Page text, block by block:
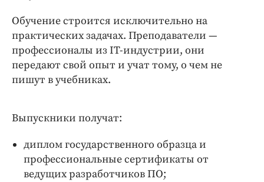
Обучение строится исключительно на
практических задачах. Преподаватели —
профессионалы из IT-индустрии, они
передают свой опыт и учат тому, о чем не
пишут в учебниках.
Выпускники получат:
диплом государственного образца и
профессиональные сертификаты от
ведущих разработчиков ПО;